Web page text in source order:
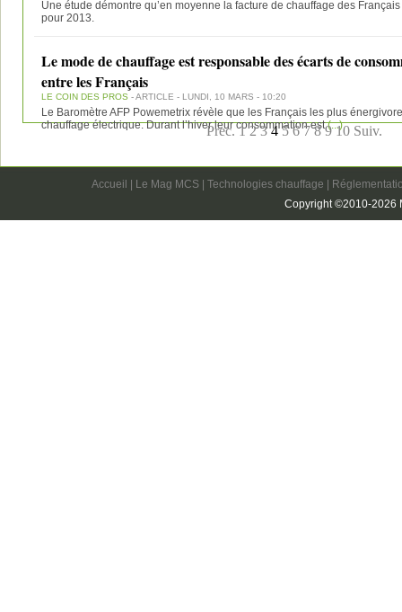
Une étude démontre qu’en moyenne la facture de chauffage des
pour 2013.
Le mode de chauffage est responsable des écarts de
entre les Français
LE COIN DES PROS - ARTICLE - LUNDI, 10 MARS - 10:20
Le Baromètre AFP Powemetrix révèle que les Français les plus
chauffage électrique. Durant l’hiver leur consommation est(...)
Prec. 1 2 345 6 7 8 9 10 Suiv.
Accueil Le Mag MCS| Technologies chauffage
Copyright ©2010-2026